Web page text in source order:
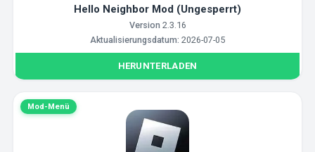
Hello Neighbor Mod (Ungesperrt)
Version 2.3.16
Aktualisierungsdatum: 2026-07-05
HERUNTERLADEN
Mod-Menü